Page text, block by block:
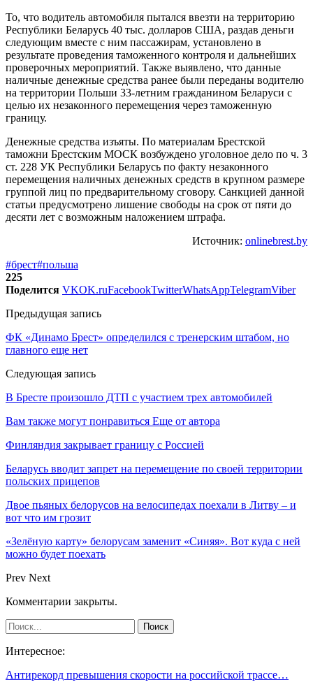
То, что водитель автомобиля пытался ввезти на территорию
Республики Беларусь 40 тыс. долларов США, раздав деньги
следующим вместе с ним пассажирам, установлено в
результате проведения таможенного контроля и дальнейших
проверочных мероприятий. Также выявлено, что данные
наличные денежные средства ранее были переданы водителю
на территории Польши 33-летним гражданином Беларуси с
целью их незаконного перемещения через таможенную
границу.
Денежные средства изъяты. По материалам Брестской
таможни Брестским МОСК возбуждено уголовное дело по ч. 3
ст. 228 УК Республики Беларусь по факту незаконного
перемещения наличных денежных средств в крупном размере
группой лиц по предварительному сговору. Санкцией данной
статьи предусмотрено лишение свободы на срок от пяти до
десяти лет с возможным наложением штрафа.
Источник: onlinebrest.by
#брест#польша
225
Поделится VKOK.ruFacebookTwitterWhatsAppTelegramViber
Предыдущая запись
ФК «Динамо Брест» определился с тренерским штабом, но
главного еще нет
Следующая запись
В Бресте произошло ДТП с участием трех автомобилей
Вам также могут понравиться Еще от автора
Финляндия закрывает границу с Россией
Беларусь вводит запрет на перемещение по своей территории
польских прицепов
Двое пьяных белорусов на велосипедах поехали в Литву – и
вот что им грозит
«Зелёную карту» белорусам заменит «Синяя». Вот куда с ней
можно будет поехать
Prev Next
Комментарии закрыты.
Интересное:
Антирекорд превышения скорости на российской трассе…